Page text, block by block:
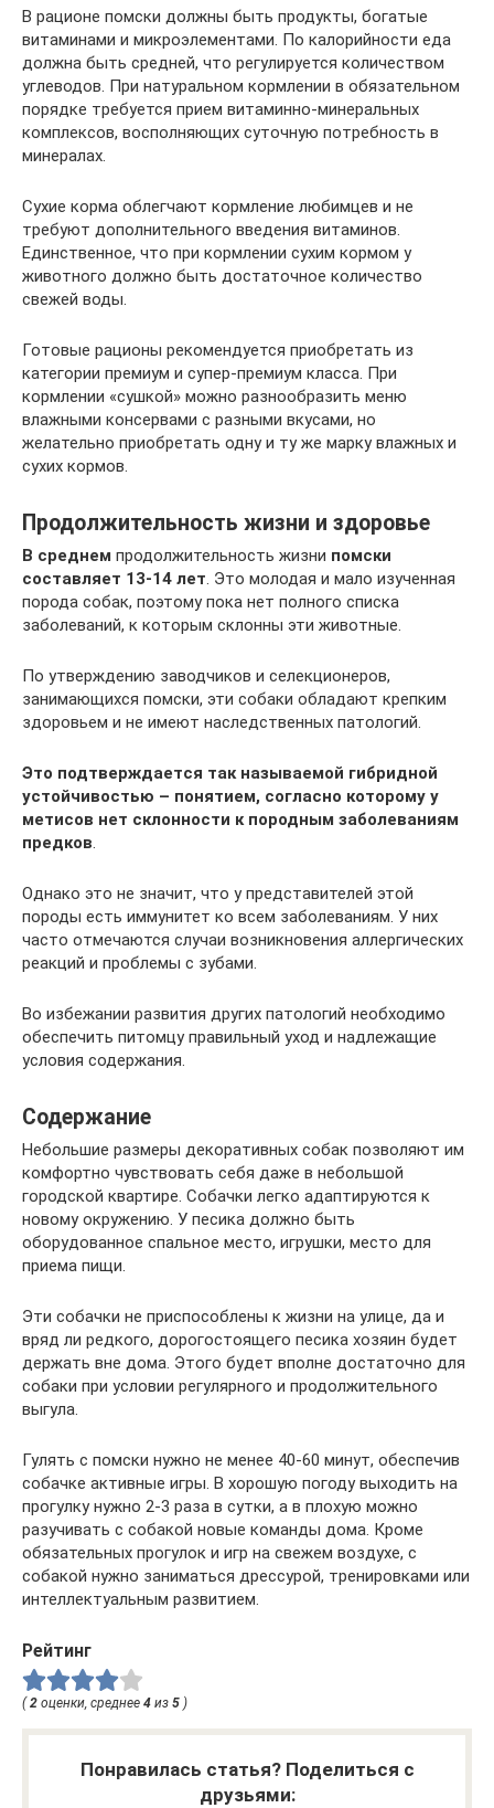
В рационе помски должны быть продукты, богатые
витаминами и микроэлементами. По калорийности еда
должна быть средней, что регулируется количеством
углеводов. При натуральном кормлении в обязательном
порядке требуется прием витаминно-минеральных
комплексов, восполняющих суточную потребность в
минералах.
Сухие корма облегчают кормление любимцев и не
требуют дополнительного введения витаминов.
Единственное, что при кормлении сухим кормом у
животного должно быть достаточное количество
свежей воды.
Готовые рационы рекомендуется приобретать из
категории премиум и супер-премиум класса. При
кормлении «сушкой» можно разнообразить меню
влажными консервами с разными вкусами, но
желательно приобретать одну и ту же марку влажных и
сухих кормов.
Продолжительность жизни и здоровье
В среднем продолжительность жизни помски
составляет 13-14 лет. Это молодая и мало изученная
порода собак, поэтому пока нет полного списка
заболеваний, к которым склонны эти животные.
По утверждению заводчиков и селекционеров,
занимающихся помски, эти собаки обладают крепким
здоровьем и не имеют наследственных патологий.
Это подтверждается так называемой гибридной
устойчивостью – понятием, согласно которому у
метисов нет склонности к породным заболеваниям
предков.
Однако это не значит, что у представителей этой
породы есть иммунитет ко всем заболеваниям. У них
часто отмечаются случаи возникновения аллергических
реакций и проблемы с зубами.
Во избежании развития других патологий необходимо
обеспечить питомцу правильный уход и надлежащие
условия содержания.
Содержание
Небольшие размеры декоративных собак позволяют им
комфортно чувствовать себя даже в небольшой
городской квартире. Собачки легко адаптируются к
новому окружению. У песика должно быть
оборудованное спальное место, игрушки, место для
приема пищи.
Эти собачки не приспособлены к жизни на улице, да и
вряд ли редкого, дорогостоящего песика хозяин будет
держать вне дома. Этого будет вполне достаточно для
собаки при условии регулярного и продолжительного
выгула.
Гулять с помски нужно не менее 40-60 минут, обеспечив
собачке активные игры. В хорошую погоду выходить на
прогулку нужно 2-3 раза в сутки, а в плохую можно
разучивать с собакой новые команды дома. Кроме
обязательных прогулок и игр на свежем воздухе, с
собакой нужно заниматься дрессурой, тренировками или
интеллектуальным развитием.
Рейтинг
( 2 оценки, среднее 4 из 5 )
Понравилась статья? Поделиться с
друзьями: